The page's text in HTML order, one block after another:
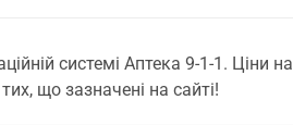
системі Аптека 9-1-1. Ціни на
що зазначені на сайті!